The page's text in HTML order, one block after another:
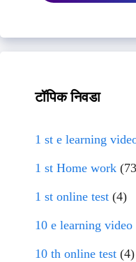
टॉपिक निवडा
1 st e learning
1 st Home work
1 st online test (4)
10 e learning video
10 th online test (4)